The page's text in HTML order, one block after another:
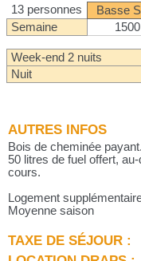
13 personnes Basse
Semaine
Week-end 2 nuits
Nuit
AUTRES INFOS
Bois de cheminée payant.
50 litres de fuel offert,
cours.
Logement
Moyenne saison
TAXE DE SÉJOUR :